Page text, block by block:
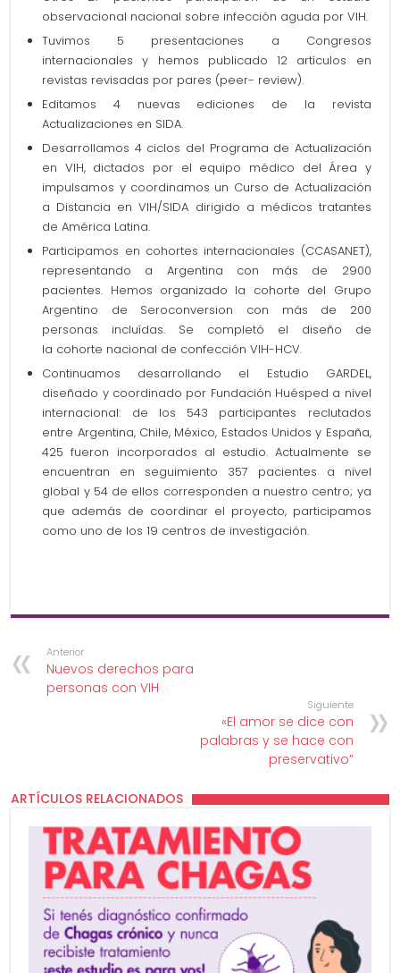
observacional nacional sobre infección aguda por VIH.
Tuvimos 5 presentaciones a Congresos
internacionales y hemos publicado 12 artículos en
revistas revisadas por pares (peer- review).
Editamos 4 nuevas ediciones de la revista
Actualizaciones en SIDA.
Desarrollamos 4 ciclos del Programa de Actualización
en VIH, dictados por el equipo médico del Área y
impulsamos y coordinamos un Curso de Actualización
a Distancia en VIH/SIDA dirigido a médicos tratantes
de América Latina.
Participamos en cohortes internacionales (CCASANET),
representando a Argentina con más de 2900
pacientes. Hemos organizado la cohorte del Grupo
Argentino de Seroconversion con más de 200
personas incluídas. Se completó el diseño de
la cohorte nacional de confección VIH-HCV.
Continuamos desarrollando el Estudio GARDEL,
diseñado y coordinado por Fundación Huésped a nivel
internacional: de los 543 participantes reclutados
entre Argentina, Chile, México, Estados Unidos y España,
425 fueron incorporados al estudio. Actualmente se
encuentran en seguimiento 357 pacientes a nivel
global y 54 de ellos corresponden a nuestro centro; ya
que además de coordinar el proyecto, participamos
como uno de los 19 centros de investigación.
Anterior
Nuevos derechos para
personas con VIH
Siguiente
«El amor se dice con
palabras y se hace con
preservativo”
ARTÍCULOS RELACIONADOS